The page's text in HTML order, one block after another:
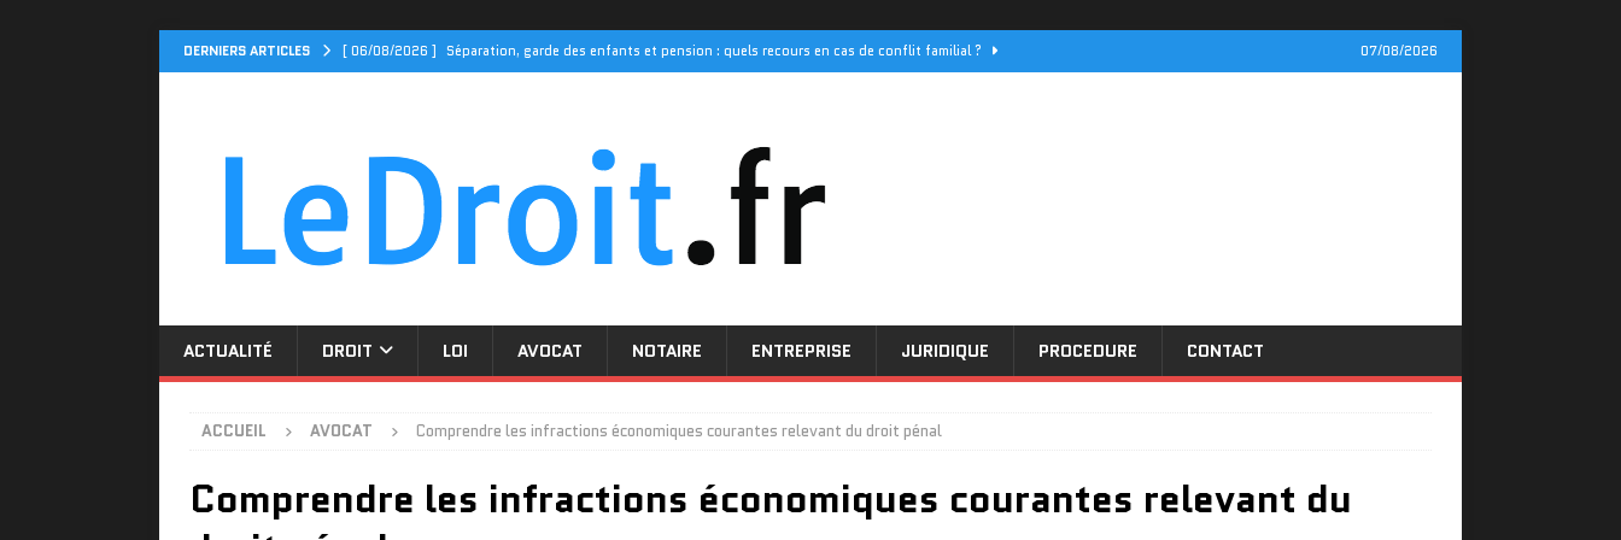
DERNIERS ARTICLES [ 06/08/2026 ] Séparation, garde des enfants et pension : quels recours en cas de conflit familial ?
[ 31/07/2026 ] Le Cidff 94 et ses initiatives pour les droits des femmes
[ 27/07/2026 ] Tarif assurance décès : quel prix pour une couverture optimale
[ 06/08/2026 ] Divorce par consentement mutuel : comprendre la procédure simplifiée
07/08/2026
ACTUALITÉ DROIT LOI AVOCAT NOTAIRE ENTREPRISE JURIDIQUE PROCEDURE CONTACT
ACCUEIL AVOCAT Comprendre les infractions économiques courantes relevant du droit pénal
Comprendre les infractions économiques courantes relevant du